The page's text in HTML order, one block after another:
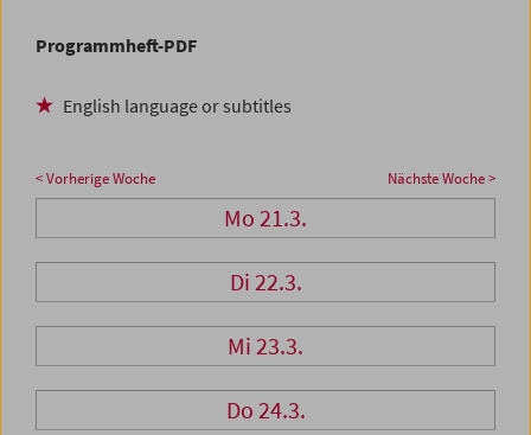
Programmheft-PDF
English language or subtitles
< Vorherige Woche Nächste Woche >
Mo 21.3.
Di 22.3.
Mi 23.3.
Do 24.3.